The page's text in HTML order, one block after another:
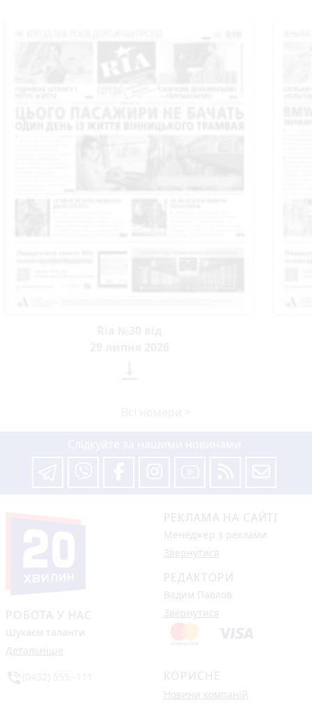
РОБОТА У НАС
Шукаєм таланти
Детальніше
РЕКЛАМА НА САЙТІ
Менеджер з реклами
Звернутися
РЕДАКТОРИ
Вадим Павлов
Звернутися
КОРИСНЕ
Новини компаній